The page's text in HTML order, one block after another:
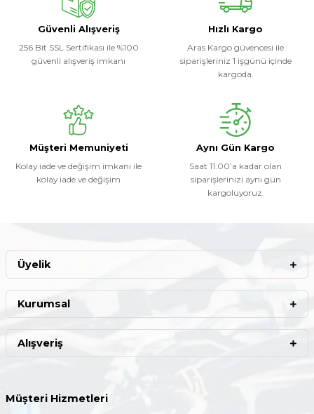
Güvenli Alışveriş
256 Bit SSL Sertifikası ile %100
güvenli alışveriş imkanı
Hızlı Kargo
Aras Kargo güvencesi ile
siparişleriniz 1 işgünü içinde
kargoda.
Müşteri Memuniyeti
Kolay iade ve değişim imkanı ile
kolay iade ve değişim
Aynı Gün Kargo
Saat 11:00’a kadar olan
siparişlerinizi aynı gün
kargoluyoruz.
Müşteri Hizmetleri
Üyelik
Kurumsal
Alışveriş